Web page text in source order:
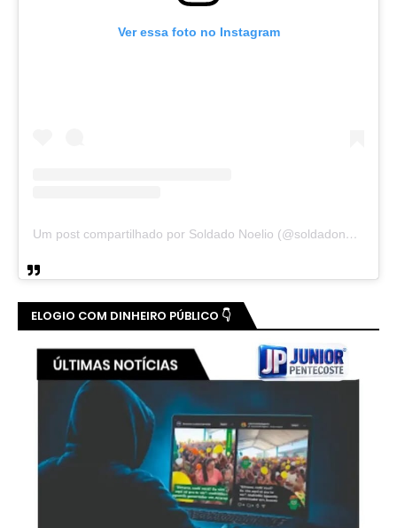
Ver essa foto no Instagram
Um post compartilhado por Soldado Noelio (@soldadonoelio)
ELOGIO COM DINHEIRO PÚBLICO 👇